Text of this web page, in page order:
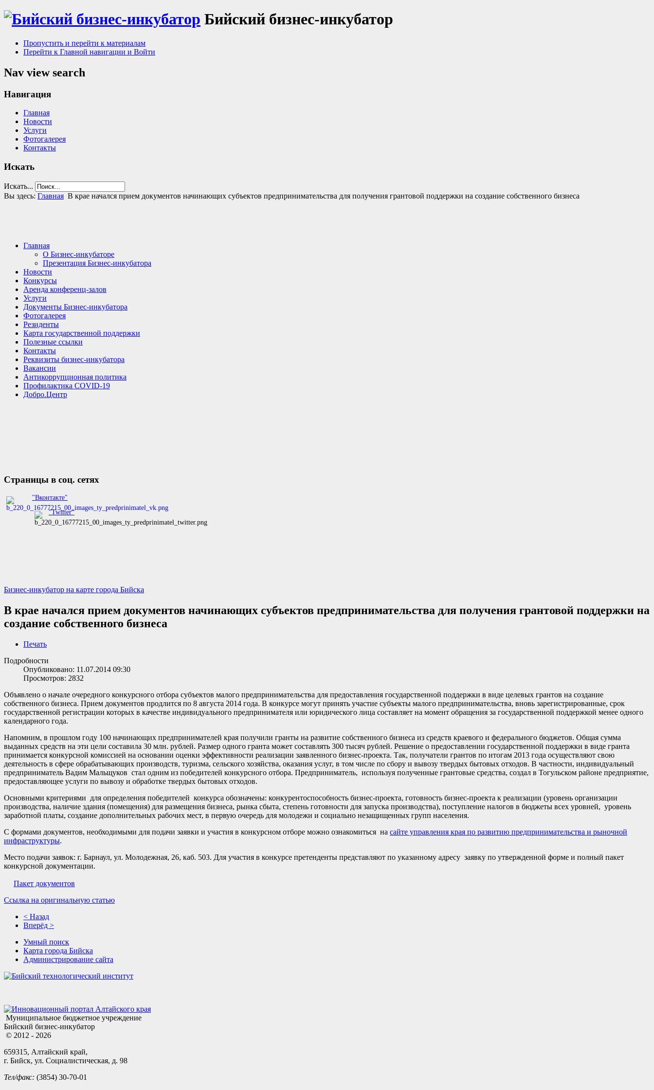
Бийский бизнес-инкубатор
Пропустить и перейти к материалам
Перейти к Главной навигации и Войти
Nav view search
Навигация
Главная
Новости
Услуги
Фотогалерея
Контакты
Искать
Искать...
Вы здесь: Главная В крае начался прием документов начинающих субъектов предпринимательства для получения грантовой поддержки на создание собственного бизнеса
Главная
О Бизнес-инкубаторе
Презентация Бизнес-инкубатора
Новости
Конкурсы
Аренда конференц-залов
Услуги
Документы Бизнес-инкубатора
Фотогалерея
Резиденты
Карта государственной поддержки
Полезные ссылки
Контакты
Реквизиты бизнес-инкубатора
Вакансии
Антикоррупционная политика
Профилактика COVID-19
Добро.Центр
Страницы в соц. сетях
"Вконтакте"
"Twitter"
Бизнес-инкубатор на карте города Бийска
В крае начался прием документов начинающих субъектов предпринимательства для получения грантовой поддержки на
создание собственного бизнеса
Печать
Подробности
Опубликовано: 11.07.2014 09:30
Просмотров: 2832
Объявлено о начале очередного конкурсного отбора субъектов малого предпринимательства для предоставления государственной поддержки в виде целевых грантов на создание
собственного бизнеса. Прием документов продлится по 8 августа 2014 года. В конкурсе могут принять участие субъекты малого предпринимательства, вновь зарегистрированные, срок
государственной регистрации которых в качестве индивидуального предпринимателя или юридического лица составляет на момент обращения за государственной поддержкой менее одного
календарного года.
Напомним, в прошлом году 100 начинающих предпринимателей края получили гранты на развитие собственного бизнеса из средств краевого и федерального бюджетов. Общая сумма
выданных средств на эти цели составила 30 млн. рублей. Размер одного гранта может составлять 300 тысяч рублей. Решение о предоставлении государственной поддержки в виде гранта
принимается конкурсной комиссией на основании оценки эффективности реализации заявленного бизнес-проекта. Так, получатели грантов по итогам 2013 года осуществляют свою
деятельность в сфере обрабатывающих производств, туризма, сельского хозяйства, оказания услуг, в том числе по сбору и вывозу твердых бытовых отходов. В частности, индивидуальный
предприниматель Вадим Мальщуков стал одним из победителей конкурсного отбора. Предприниматель, используя полученные грантовые средства, создал в Тогульском районе предприятие,
предоставляющее услуги по вывозу и обработке твердых бытовых отходов.
Основными критериями для определения победителей конкурса обозначены: конкурентоспособность бизнес-проекта, готовность бизнес-проекта к реализации (уровень организации
производства, наличие здания (помещения) для размещения бизнеса, рынка сбыта, степень готовности для запуска производства), поступление налогов в бюджеты всех уровней, уровень
заработной платы, создание дополнительных рабочих мест, в первую очередь для молодежи и социально незащищенных групп населения.
С формами документов, необходимыми для подачи заявки и участия в конкурсном отборе можно ознакомиться на сайте управления края по развитию предпринимательства и рыночной
инфраструктуры.
Место подачи заявок: г. Барнаул, ул. Молодежная, 26, каб. 503. Для участия в конкурсе претенденты представляют по указанному адресу заявку по утвержденной форме и полный пакет
конкурсной документации.
Пакет документов
Ссылка на оригинальную статью
< Назад
Вперёд >
Умный поиск
Карта города Бийска
Администрирование сайта
Муниципальное бюджетное учреждение
Бийский бизнес-инкубатор
© 2012 - 2026
659315, Алтайский край,
г. Бийск, ул. Социалистическая, д. 98
Тел/факс: (3854) 30-70-01